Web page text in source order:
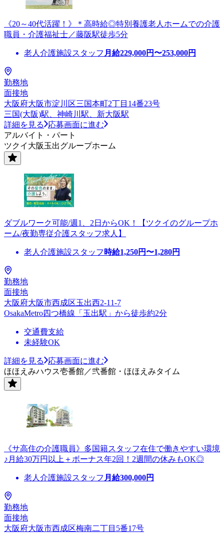
《20～40代活躍！》＊高時給◎特別養護老人ホームでの介護
職員・介護福祉士／藤阪駅徒歩5分
老人介護施設スタッフ 月給229,000円〜253,000円
勤務地
面接地
大阪府大阪市淀川区三国本町2丁目14番23号
三国(大阪)駅、神崎川駅、新大阪駅
詳細を見る
応募画面に進む
アルバイト・パート
ツクイ大阪玉出グループホーム
ダブルワーク可能/週1、2日からOK！【ツクイのグループホ
ーム/夜勤専従介護スタッフ求人】
老人介護施設スタッフ 時給1,250円〜1,280円
勤務地
面接地
大阪府大阪市西成区玉出西2-11-7
OsakaMetro四つ橋線「玉出駅」から徒歩約2分
交通費支給
未経験OK
詳細を見る
応募画面に進む
ほほえみハウス壱番館／弐番館・ほほえみタイム
《サ高住の介護職員》多国籍スタッフ在住で働きやすい環境
♪月給30万円以上＋ボーナス年2回！2週間の休みもOK◎
老人介護施設スタッフ 月給300,000円
勤務地
面接地
大阪府大阪市西成区梅南二丁目5番17号